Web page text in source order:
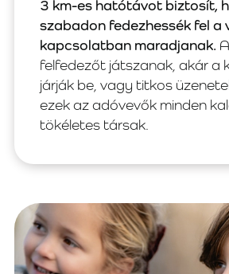
3 km-es hatótávot biztosít,
szabadon fedezhessék fel a
kapcsolatban maradjanak.
felfedezőt játszanak, akár a
járják be, vagy titkos
ezek az adóvevők minden
tökéletes társak.